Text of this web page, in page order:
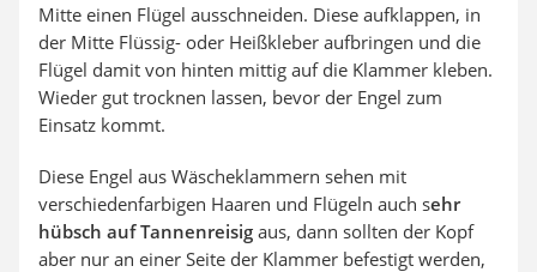
Mitte einen Flügel ausschneiden. Diese aufklappen, in
der Mitte Flüssig- oder Heißkleber aufbringen und die
Flügel damit von hinten mittig auf die Klammer kleben.
Wieder gut trocknen lassen, bevor der Engel zum
Einsatz kommt.
Diese Engel aus Wäscheklammern sehen mit
verschiedenfarbigen Haaren und Flügeln auch sehr
hübsch auf Tannenreisig aus, dann sollten der Kopf
aber nur an einer Seite der Klammer befestigt werden,